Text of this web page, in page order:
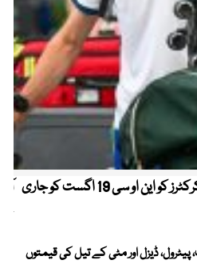
کیریبین پریمیئر لیگ ، قومی کرکٹرز کو این او سی 19 اگست کو جاری
پیٹرول، ڈیزل اور مٹی کے تیل کی قیمتوں